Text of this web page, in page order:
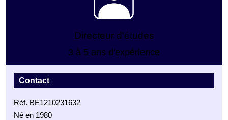
Directeur d'études
3 à 5 ans d'expérience
Contact
Réf. BE1210231632
Né en 1980